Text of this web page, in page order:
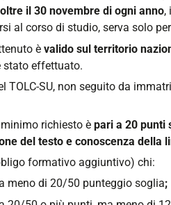
il 30 novembre di ogni anno,
al corso di studio, serva solo
è valido sul territorio
stato effettuato.
TOLC-SU, non seguito da
richiesto è pari a 20 punti
del testo e conoscenza della
formativo aggiuntivo) chi:
meno di 20/50 punteggio soglia;